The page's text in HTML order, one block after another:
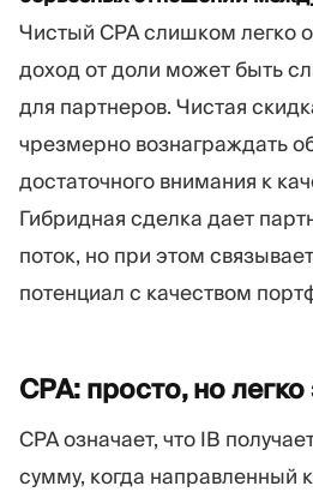
Чистый CPA слишком легко
доход от доли может быть
для партнеров. Чистая
чрезмерно вознаграждать
достаточного внимания к
Гибридная сделка дает
поток, но при этом
потенциал с качеством
CPA: просто, но легко
CPA означает, что IB
сумму, когда направленный